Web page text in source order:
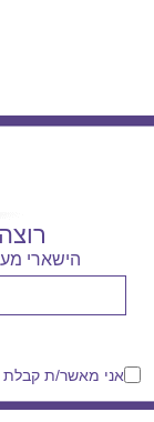
הישארי
אני מאשר/ת קבלת